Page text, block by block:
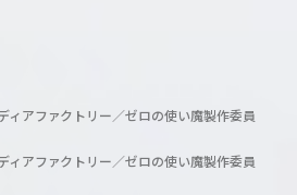
i
l
アファクトリー／ゼロの使い魔製作委員
アファクトリー／ゼロの使い魔製作委員